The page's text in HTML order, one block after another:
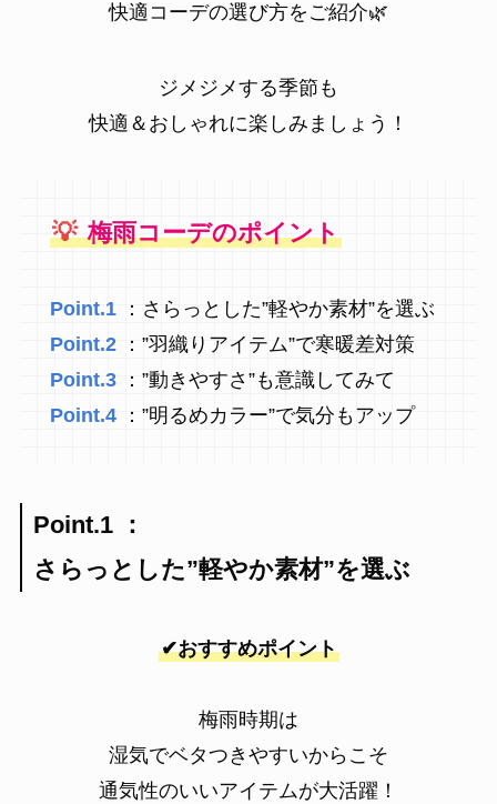
快適コーデの選び方をご紹介🌿
ジメジメする季節も
快適＆おしゃれに楽しみましょう！
💡梅雨コーデのポイント
Point.1
：さらっとした”軽やか素材”を選ぶ
Point.2
：”羽織りアイテム”で寒暖差対策
Point.3
：”動きやすさ”も意識してみて
Point.4
：”明るめカラー”で気分もアップ
Point.1 ：
さらっとした”軽やか素材”を選ぶ
✔おすすめポイント
梅雨時期は
湿気でベタつきやすいからこそ
通気性のいいアイテムが大活躍！